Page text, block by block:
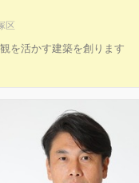
区
を活かす建築を創ります